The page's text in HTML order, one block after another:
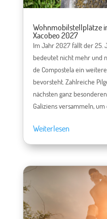
Wohnmobilstellplätze
Xacobeo 2027
Im Jahr 2027 fällt der 25.
bedeutet nicht mehr und
de Compostela ein
bevorsteht. Zahlreiche
nächsten ganz
Galiziens versammeln, um
Weiterlesen